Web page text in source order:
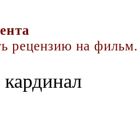
рецензию на
кардинал